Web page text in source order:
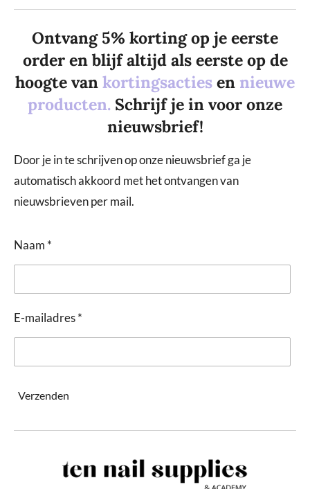
Ontvang 5% korting op je eerste
order en blijf altijd als eerste op de
hoogte van kortingsacties en nieuwe
producten. Schrijf je in voor onze
nieuwsbrief!
Door je in te schrijven op onze nieuwsbrief ga je
automatisch akkoord met het ontvangen van
nieuwsbrieven per mail.
Naam *
E-mailadres *
Verzenden